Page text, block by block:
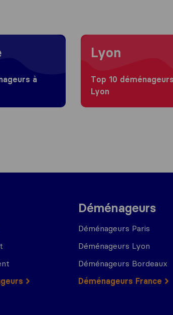
à
Moving to Lyon
Lyon
Top 10
Lyon
Déménageurs
Déménageurs Paris
Déménageurs Lyon
Déménageurs Bordeaux
Déménageurs France